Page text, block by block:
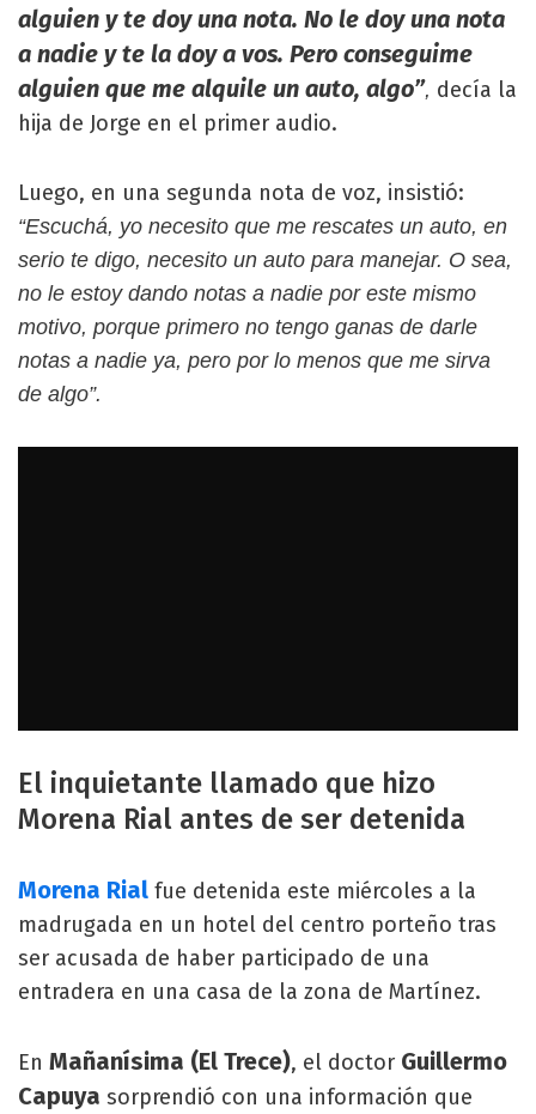
alguien y te doy una nota. No le doy una nota
a nadie y te la doy a vos. Pero conseguime
alguien que me alquile un auto, algo”, decía la
hija de Jorge en el primer audio.
Luego, en una segunda nota de voz, insistió:
“Escuchá, yo necesito que me rescates un auto, en
serio te digo, necesito un auto para manejar. O sea,
no le estoy dando notas a nadie por este mismo
motivo, porque primero no tengo ganas de darle
notas a nadie ya, pero por lo menos que me sirva
de algo”.
El inquietante llamado que hizo
Morena Rial antes de ser detenida
Morena Rial fue detenida este miércoles a la
madrugada en un hotel del centro porteño tras
ser acusada de haber participado de una
entradera en una casa de la zona de Martínez.
En Mañanísima (El Trece), el doctor Guillermo
Capuya sorprendió con una información que